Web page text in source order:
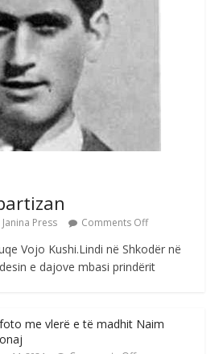
Agron Gërvalla me takime pune
të shoqerisë Levizja
3, 2026 Comments Off
me vlera nga artistja e mirëfilltë
Gjoni
6, 2026 Comments Off
Janina Press Comments Off
Vojo Kushi.Lindi në Shkodër në
e dajove mbasi prindërit
me vlerë e të madhit Naim